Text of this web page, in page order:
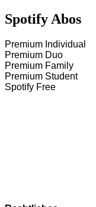
Spotify Abos
Premium Individual
Premium Duo
Premium Family
Premium Student
Spotify Free